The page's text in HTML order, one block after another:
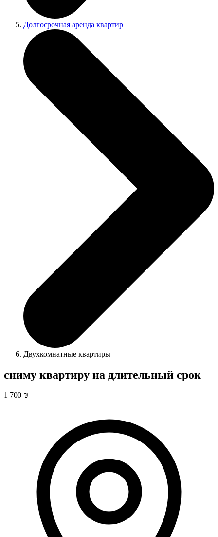
Долгосрочная аренда квартир
Двухкомнатные квартиры
сниму квартиру на длительный срок
1 700 ₪